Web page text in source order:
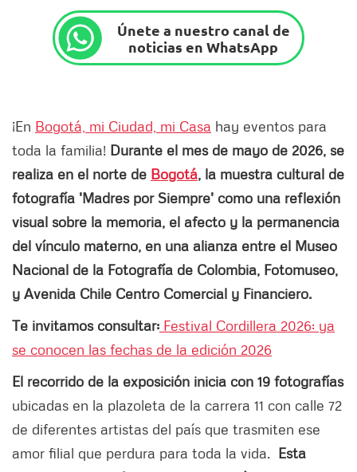
Únete a nuestro canal de
noticias en WhatsApp
¡En Bogotá, mi Ciudad, mi Casa hay eventos para
toda la familia! Durante el mes de mayo de 2026, se
realiza en el norte de Bogotá, la muestra cultural de
fotografía 'Madres por Siempre' como una reflexión
visual sobre la memoria, el afecto y la permanencia
del vínculo materno, en una alianza entre el Museo
Nacional de la Fotografía de Colombia, Fotomuseo,
y Avenida Chile Centro Comercial y Financiero.
Te invitamos consultar: Festival Cordillera 2026: ya
se conocen las fechas de la edición 2026
El recorrido de la exposición inicia con 19 fotografías
ubicadas en la plazoleta de la carrera 11 con calle 72
de diferentes artistas del país que trasmiten ese
amor filial que perdura para toda la vida. Esta